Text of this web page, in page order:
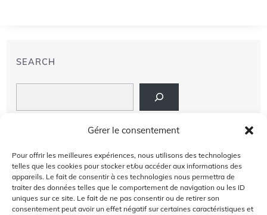
Gérer le consentement
Pour offrir les meilleures expériences, nous utilisons des technologies
telles que les cookies pour stocker et/ou accéder aux informations des
appareils. Le fait de consentir à ces technologies nous permettra de
traiter des données telles que le comportement de navigation ou les ID
uniques sur ce site. Le fait de ne pas consentir ou de retirer son
consentement peut avoir un effet négatif sur certaines caractéristiques et
SEARCH
À PROPOS DE NOUS
AVIS DE NON-RESPONSABILITÉ